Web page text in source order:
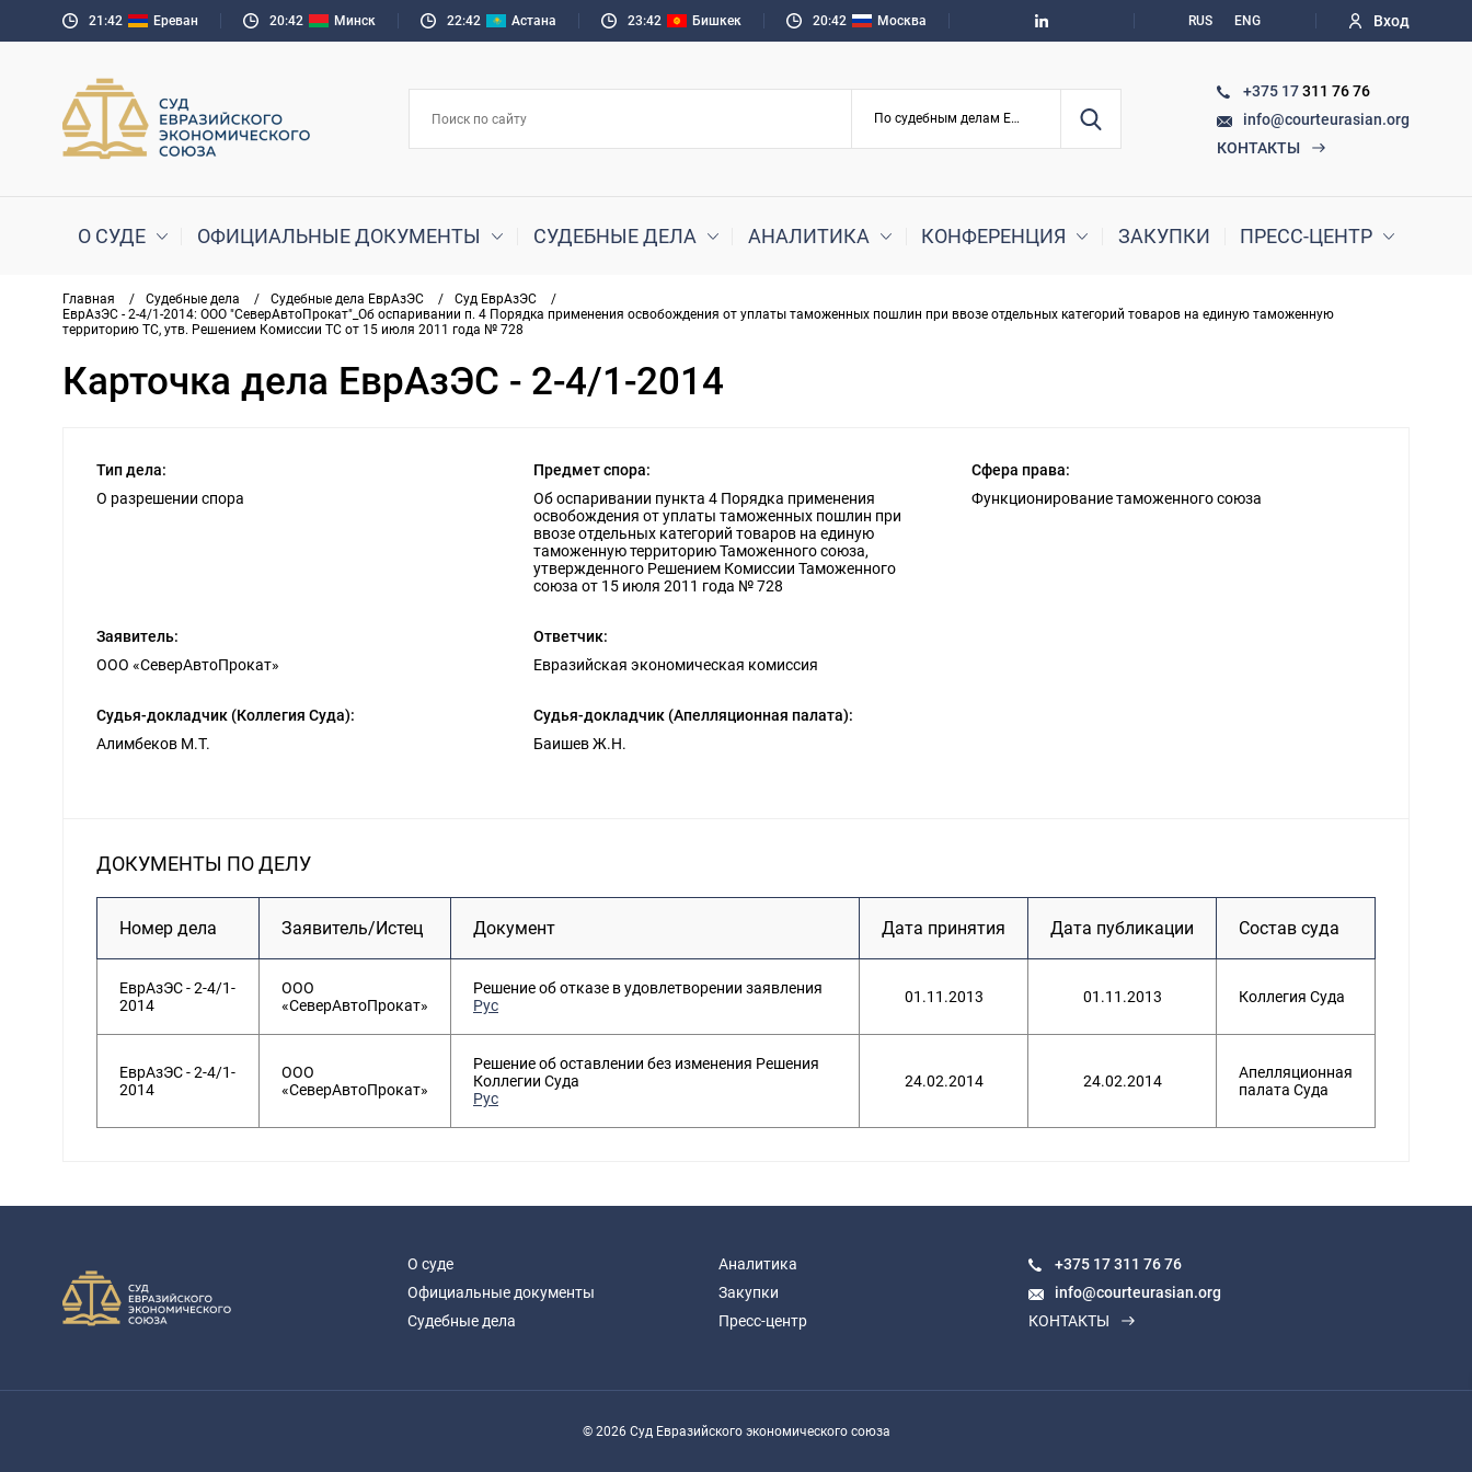
21:42 Ереван 20:42 Минск 22:42 Астана 23:42 Бишкек 20:42 Москва RUS ENG Вход
По судебным делам ЕАЭС
+375 17311 76 76
info@courteurasian.org
КОНТАКТЫ
О СУДЕ ОФИЦИАЛЬНЫЕ ДОКУМЕНТЫ СУДЕБНЫЕ ДЕЛА АНАЛИТИКА КОНФЕРЕНЦИЯ ЗАКУПКИ ПРЕСС-ЦЕНТР
Главная / Судебные дела / Судебные дела ЕврАзЭС / Суд ЕврАзЭС
/
ЕврАзЭС - 2-4/1-2014: ООО "СеверАвтоПрокат"_Об оспаривании п. 4 Порядка применения освобождения от уплаты таможенных пошлин при ввозе отдельных категорий товаров на единую таможенную
территорию ТС, утв. Решением Комиссии ТС от 15 июля 2011 года № 728
Карточка дела ЕврАзЭС - 2-4/1-2014
Тип дела:
О разрешении спора
Предмет спора:
Об оспаривании пункта 4 Порядка применения
освобождения от уплаты таможенных пошлин при
ввозе отдельных категорий товаров на единую
таможенную территорию Таможенного союза,
утвержденного Решением Комиссии Таможенного
союза от 15 июля 2011 года № 728
Сфера права:
Функционирование таможенного союза
Заявитель:
ООО «СеверАвтоПрокат»
Ответчик:
Евразийская экономическая комиссия
Судья-докладчик (Коллегия Суда):
Алимбеков М.Т.
Судья-докладчик (Апелляционная палата):
Баишев Ж.Н.
ДОКУМЕНТЫ ПО ДЕЛУ
Номер дела Заявитель/Истец Документ Дата принятия Дата публикации Состав суда
ЕврАзЭС - 2-4/1-
2014
ООО
«СеверАвтоПрокат»
Решение об отказе в удовлетворении заявления
Рус
01.11.2013 01.11.2013 Коллегия Суда
ЕврАзЭС - 2-4/1-
2014
ООО
«СеверАвтоПрокат»
Решение об оставлении без изменения Решения
Коллегии Суда
Рус
24.02.2014 24.02.2014
Апелляционная
палата Суда
О суде
Официальные документы
Судебные дела
Аналитика
Закупки
Пресс-центр
+375 17311 76 76
info@courteurasian.org
КОНТАКТЫ
© 2026 Суд Евразийского экономического союза